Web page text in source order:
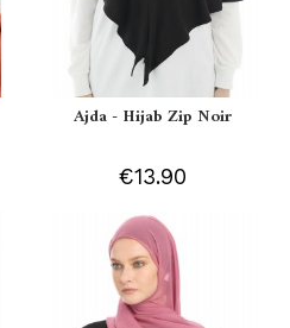
Ajda - Hijab Zip Noir
€13.90